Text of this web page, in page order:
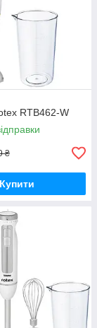
RTB462-W
₴
Купити